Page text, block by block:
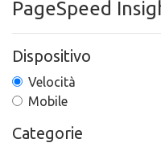
PageSpeed
Dispositivo
Velocità
Mobile
Categorie